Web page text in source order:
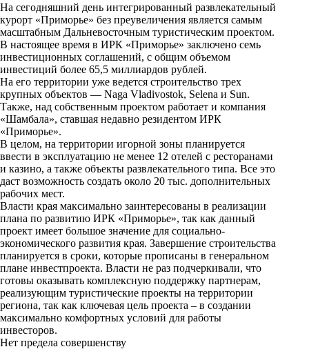
На сегодняшний день интегрированный развлекательный
курорт «Приморье» без преувеличения является самым
масштабным Дальневосточным туристическим проектом.
В настоящее время в ИРК «Приморье» заключено семь
инвестиционных соглашений, с общим объемом
инвестиций более 65,5 миллиардов рублей.
На его территории уже ведется строительство трех
крупных объектов — Naga Vladivostok, Selena и Sun.
Также, над собственным проектом работает и компания
«Шамбала», ставшая недавно резидентом ИРК
«Приморье».
В целом, на территории игорной зоны планируется
ввести в эксплуатацию не менее 12 отелей с ресторанами
и казино, а также объекты развлекательного типа. Все это
даст возможность создать около 20 тыс. дополнительных
рабочих мест.
Власти края максимально заинтересованы в реализации
плана по развитию ИРК «Приморье», так как данный
проект имеет большое значение для социально-
экономического развития края. Завершение строительства
планируется в сроки, которые прописаны в генеральном
плане инвестпроекта. Власти не раз подчеркивали, что
готовы оказывать комплексную поддержку партнерам,
реализующим туристические проекты на территории
региона, так как ключевая цель проекта – в создании
максимально комфортных условий для работы
инвесторов.
Нет предела совершенству